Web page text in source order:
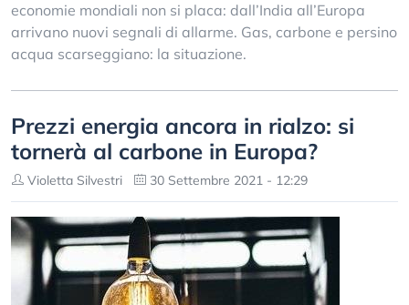
economie mondiali non si placa: dall’India all’Europa
arrivano nuovi segnali di allarme. Gas, carbone e persino
acqua scarseggiano: la situazione.
Prezzi energia ancora in rialzo: si
tornerà al carbone in Europa?
Violetta Silvestri 30 Settembre 2021 - 12:29